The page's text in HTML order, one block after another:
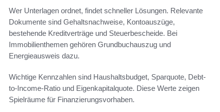
Wer Unterlagen ordnet, findet schneller Lösungen. Relevante
Dokumente sind Gehaltsnachweise, Kontoauszüge,
bestehende Kreditverträge und Steuerbescheide. Bei
Immobilienthemen gehören Grundbuchauszug und
Energieausweis dazu.
Wichtige Kennzahlen sind Haushaltsbudget, Sparquote, Debt-
to-Income-Ratio und Eigenkapitalquote. Diese Werte zeigen
Spielräume für Finanzierungsvorhaben.